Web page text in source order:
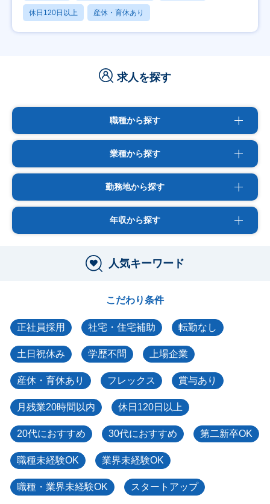
休日120日以上 産休・育休あり
求人を探す
職種から探す
業種から探す
勤務地から探す
年収から探す
人気キーワード
こだわり条件
正社員採用 社宅・住宅補助 転勤なし
土日祝休み 学歴不問 上場企業
産休・育休あり フレックス 賞与あり
月残業20時間以内 休日120日以上
20代におすすめ 30代におすすめ 第二新卒OK
職種未経験OK 業界未経験OK
職種・業界未経験OK スタートアップ